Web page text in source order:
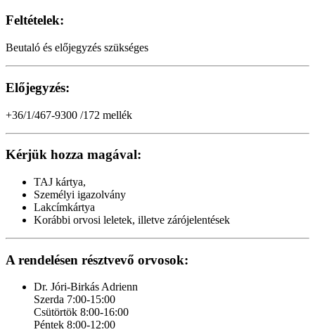
Feltételek:
Beutaló és előjegyzés szükséges
Előjegyzés:
+36/1/467-9300 /172 mellék
Kérjük hozza magával:
TAJ kártya,
Személyi igazolvány
Lakcímkártya
Korábbi orvosi leletek, illetve zárójelentések
A rendelésen résztvevő orvosok:
Dr. Jóri-Birkás Adrienn
Szerda 7:00-15:00
Csütörtök 8:00-16:00
Péntek 8:00-12:00